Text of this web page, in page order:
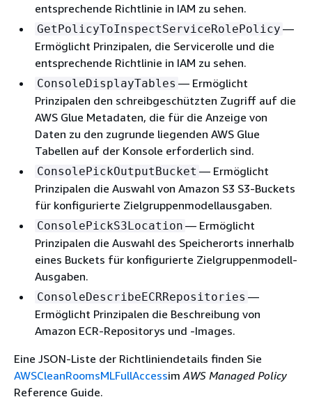
entsprechende Richtlinie in IAM zu sehen.
GetPolicyToInspectServiceRolePolicy —
Ermöglicht Prinzipalen, die Servicerolle und die
entsprechende Richtlinie in IAM zu sehen.
ConsoleDisplayTables — Ermöglicht
Prinzipalen den schreibgeschützten Zugriff auf die
AWS Glue Metadaten, die für die Anzeige von
Daten zu den zugrunde liegenden AWS Glue
Tabellen auf der Konsole erforderlich sind.
ConsolePickOutputBucket — Ermöglicht
Prinzipalen die Auswahl von Amazon S3 S3-Buckets
für konfigurierte Zielgruppenmodellausgaben.
ConsolePickS3Location — Ermöglicht
Prinzipalen die Auswahl des Speicherorts innerhalb
eines Buckets für konfigurierte Zielgruppenmodell-
Ausgaben.
ConsoleDescribeECRRepositories —
Ermöglicht Prinzipalen die Beschreibung von
Amazon ECR-Repositorys und -Images.
Eine JSON-Liste der Richtliniendetails finden Sie
AWSCleanRoomsMLFullAccessim AWS Managed Policy
Reference Guide.